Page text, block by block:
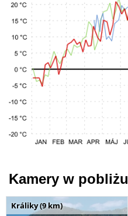
Kamery w pobliżu
Králiky (9 km)